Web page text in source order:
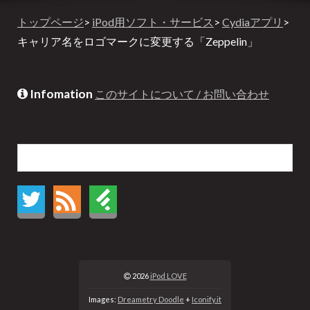
トップページ> iPod用ソフト・サービス > Cydiaアプリ >
キャリア名をロゴマークに変更する「Zeppelin」
Infomation このサイトについて / お問い合わせ
2026iPod LOVE
Images: Dreametry Doodle + Iconify.it